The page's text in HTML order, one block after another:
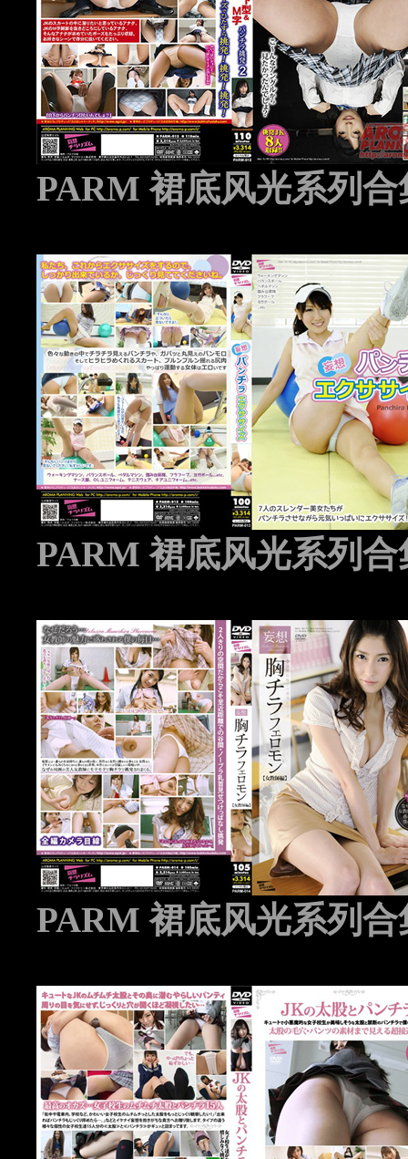
PARM 裙底风光系列合
PARM 裙底风光系列合
PARM 裙底风光系列合